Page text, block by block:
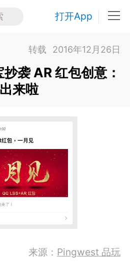
打开App
转载 2016年12月26日
袭 AR 红包创意：
来啦
来源： Pingwest 品玩